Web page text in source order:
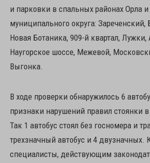
и парковки в спальных районах Орла и
муниципального округа: Зареченский,
Новая Ботаника, 909-й квартал, Лужки,
Наугорское шоссе, Межевой,
Выгонка.
В ходе проверки обнаружилось 6
признаки нарушений правил стоянки
Так 1 автобус стоял без госномера и
трехзначный автобус и 4 двузначных.
специалисты, действующим